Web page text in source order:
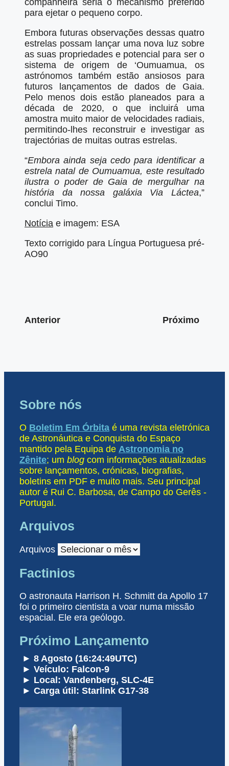
companheira seria o mecanismo preferido
para ejetar o pequeno corpo.
Embora futuras observações dessas quatro
estrelas possam lançar uma nova luz sobre
as suas propriedades e potencial para ser o
sistema de origem de ‘Oumuamua, os
astrónomos também estão ansiosos para
futuros lançamentos de dados de Gaia.
Pelo menos dois estão planeados para a
década de 2020, o que incluirá uma
amostra muito maior de velocidades radiais,
permitindo-lhes reconstruir e investigar as
trajectórias de muitas outras estrelas.
“Embora ainda seja cedo para identificar a
estrela natal de Oumuamua, este resultado
ilustra o poder de Gaia de mergulhar na
história da nossa galáxia Via Láctea,”
conclui Timo.
Notícia e imagem: ESA
Texto corrigido para Língua Portuguesa pré-
AO90
Anterior Próximo
Sobre nós
O Boletim Em Órbita é uma revista eletrónica
de Astronáutica e Conquista do Espaço
mantido pela Equipa de Astronomia no
Zênite; um blog com informações atualizadas
sobre lançamentos, crónicas, biografias,
boletins em PDF e muito mais. Seu principal
autor é Rui C. Barbosa, de Campo do Gerês -
Portugal.
Arquivos
Arquivos
Factinios
O astronauta Harrison H. Schmitt da Apollo 17
foi o primeiro cientista a voar numa missão
espacial. Ele era geólogo.
Próximo Lançamento
► 8 Agosto (16:24:49UTC)
► Veículo: Falcon-9
► Local: Vandenberg, SLC-4E
► Carga útil: Starlink G17-38